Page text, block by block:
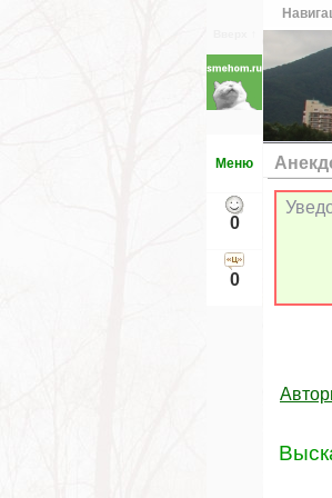
Меню
0
0